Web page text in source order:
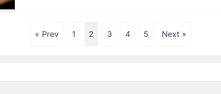
« Prev 1 2 3 4 5 Next »